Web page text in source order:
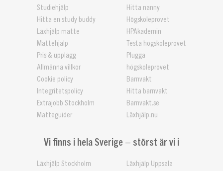
Studiehjälp
Hitta en study buddy
Läxhjälp matte
Mattehjälp
Pris & upplägg
Allmänna villkor
Cookie policy
Integritetspolicy
Extrajobb Stockholm
Matteguider
Hitta nanny
Högskoleprovet
HPAkademin
Testa högskoleprovet
Plugga
högskoleprovet
Barnvakt
Hitta barnvakt
Barnvakt.se
Läxhjälp.nu
Vi finns i hela Sverige – störst är vi i
Läxhjälp Stockholm
Läxhjälp Uppsala